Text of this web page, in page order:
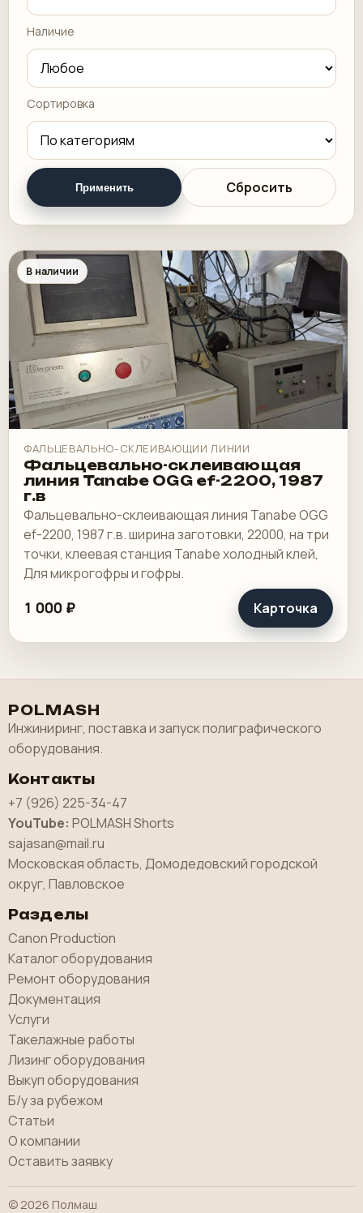
Наличие
Сортировка
Применить Сбросить
В наличии
ФАЛЬЦЕВАЛЬНО-СКЛЕИВАЮЩИИ ЛИНИИ
Фальцевально-склеивающая
линия Tanabe OGG ef-2200, 1987
г.в
Фальцевально-склеивающая линия Tanabe OGG
ef-2200, 1987 г.в. ширина заготовки, 22000, на три
точки, клеевая станция Tanabe холодный клей,
Для микрогофры и гофры.
1 000 ₽ Карточка
POLMASH
Инжиниринг, поставка и запуск полиграфического
оборудования.
Контакты
+7 (926) 225-34-47
YouTube: POLMASH Shorts
sajasan@mail.ru
Московская область, Домодедовский городской
округ, Павловское
Разделы
Canon Production
Каталог оборудования
Ремонт оборудования
Документация
Услуги
Такелажные работы
Лизинг оборудования
Выкуп оборудования
Б/у за рубежом
Статьи
О компании
Оставить заявку
© 2026 Полмаш